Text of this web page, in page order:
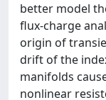
better model
flux-charge
origin of
drift of the
manifolds
nonlinear